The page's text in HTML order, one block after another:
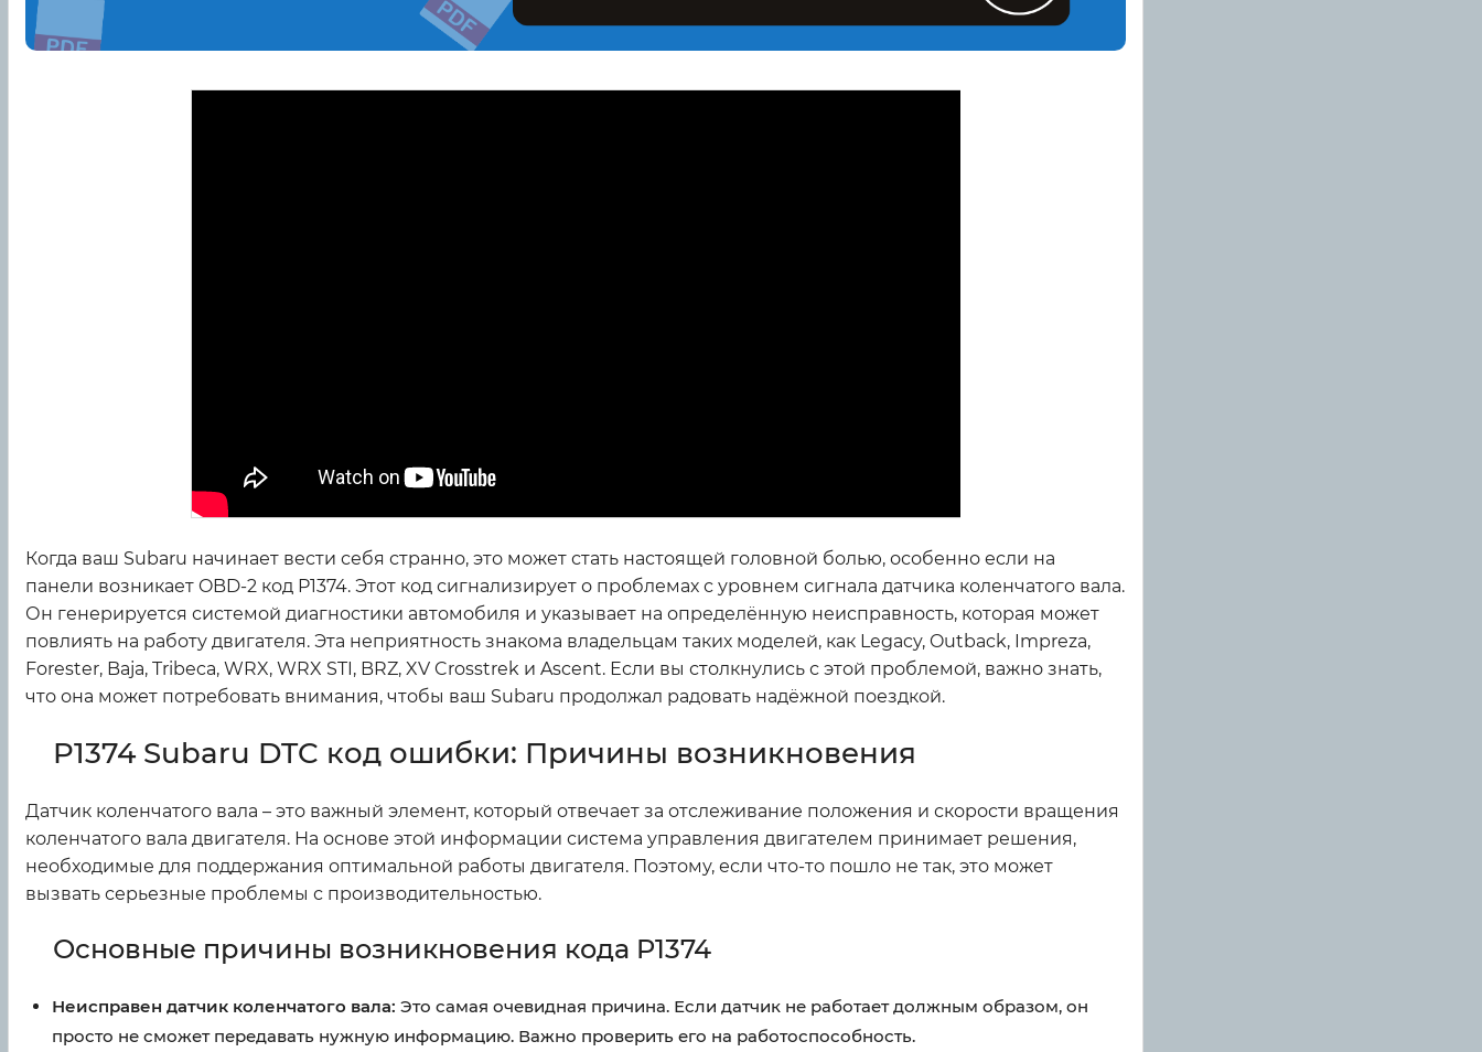
Когда ваш Subaru начинает вести себя странно, это может стать настоящей головной болью, особенно если на
панели возникает OBD-2 код P1374. Этот код сигнализирует о проблемах с уровнем сигнала датчика коленчатого вала.
Он генерируется системой диагностики автомобиля и указывает на определённую неисправность, которая может
повлиять на работу двигателя. Эта неприятность знакома владельцам таких моделей, как Legacy, Outback, Impreza,
Forester, Baja, Tribeca, WRX, WRX STI, BRZ, XV Crosstrek и Ascent. Если вы столкнулись с этой проблемой, важно знать,
что она может потребовать внимания, чтобы ваш Subaru продолжал радовать надёжной поездкой.
P1374 Subaru DTC код ошибки: Причины возникновения
Датчик коленчатого вала – это важный элемент, который отвечает за отслеживание положения и скорости вращения
коленчатого вала двигателя. На основе этой информации система управления двигателем принимает решения,
необходимые для поддержания оптимальной работы двигателя. Поэтому, если что-то пошло не так, это может
вызвать серьезные проблемы с производительностью.
Основные причины возникновения кода P1374
Неисправен датчик коленчатого вала: Это самая очевидная причина. Если датчик не работает должным образом, он
просто не сможет передавать нужную информацию. Важно проверить его на работоспособность.